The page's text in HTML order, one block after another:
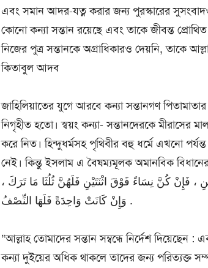
এবং সমান আদর-যত্ন করার জন্য পুরস্কারের
কোনো কন্যা সন্তান রয়েছে এবং তাকে জীবন্ত
নিজের পুত্র সন্তানকে অগ্রাধিকারও দেয়নি, তাকে
কিতাবুল আদব
জাহিলিয়াতের যুগে আরবে কন্যা সন্তানগণ
নিগৃহীত হতো। স্বয়ং কন্যা- সন্তানদেরকে মীরাসের
করে নিত। হিন্দুধর্মসহ পৃথিবীর বহু ধর্মে এখনো
নেই। কিন্তু ইসলাম এ বৈষম্যমূলক অমানবিক
، فَإِنْ كُنَّ نِسَاءً فَوْقَ اثْنَتَيْنِ فَلَهُنَّ ثُلُثَا مَا تَرَكَ ،
وَإِنْ كَانَتْ وَاحِدَةً فَلَهَا النِّصْفُ .
“আল্লাহ তোমাদের সন্তান সম্বন্ধে নির্দেশ
কন্যা দুইয়ের অধিক থাকলে তাদের জন্য পরিত্যক্ত